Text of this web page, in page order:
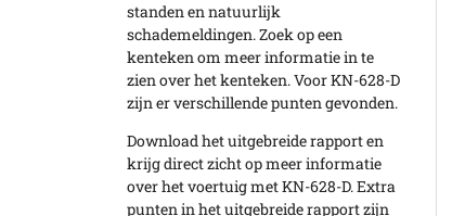
standen en natuurlijk
schademeldingen. Zoek op een
kenteken om meer informatie in te
zien over het kenteken. Voor KN-628-D
zijn er verschillende punten gevonden.
Download het uitgebreide rapport en
krijg direct zicht op meer informatie
over het voertuig met KN-628-D. Extra
punten in het uitgebreide rapport zijn